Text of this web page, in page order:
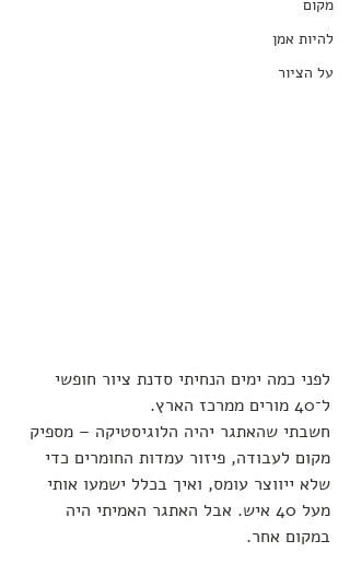
מקום
להיות אמן
על הציור
לפני כמה ימים הנחיתי סדנת ציור חופשי
ל־40 מורים ממרכז הארץ.
חשבתי שהאתגר יהיה הלוגיסטיקה – מספיק
מקום לעבודה, פיזור עמדות החומרים כדי
שלא ייווצר עומס, ואיך בכלל ישמעו אותי
מעל 40 איש. אבל האתגר האמיתי היה
במקום אחר.